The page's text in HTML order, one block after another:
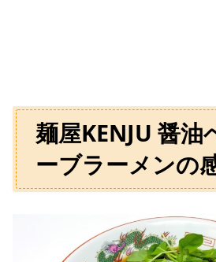
麺屋KENJU 醤油
ーブラーメンの